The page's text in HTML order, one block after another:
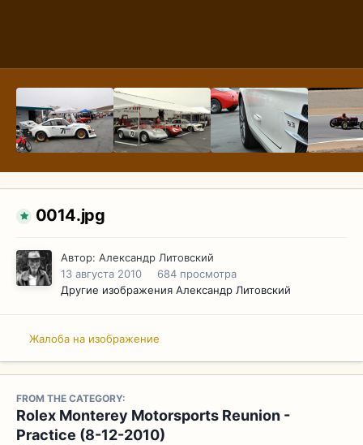
0014.jpg
Автор: Александр Литовский
13 августа 2010
684 просмотра
Другие изображения Александр Литовский
Жалоба на изображение
FROM THE CATEGORY:
Rolex Monterey Motorsports Reunion -
Practice (8-12-2010)